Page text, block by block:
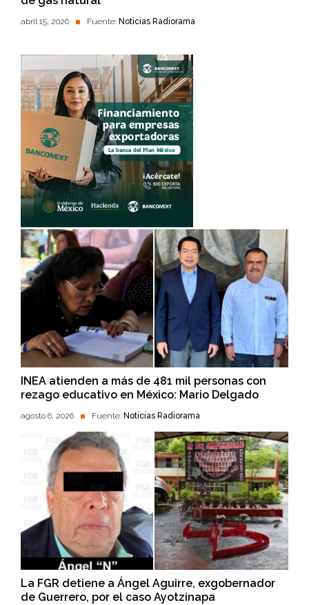
abril 15, 2026 Fuente: Noticias Radiorama
INEA atienden a más de 481 mil personas con
rezago educativo en México: Mario Delgado
agosto 6, 2026 Fuente: Noticias Radiorama
La FGR detiene a Ángel Aguirre, exgobernador
de Guerrero, por el caso Ayotzinapa